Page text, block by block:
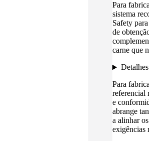
Para
sistema
Safety
de
carne que
Para
referencial
e
abrange
a alinhar
exigências